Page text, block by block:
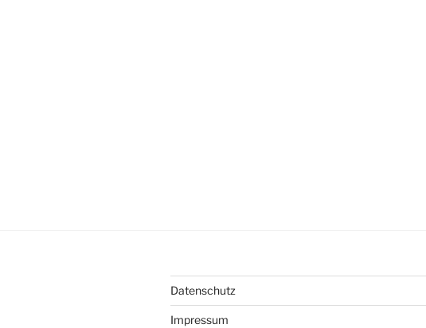
Datenschutz
Impressum